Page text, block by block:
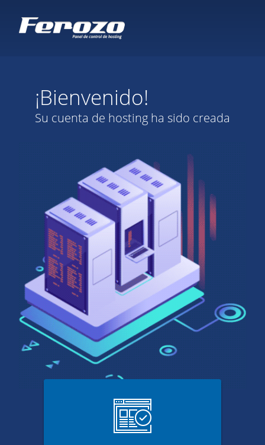
¡Bienvenido!
Su cuenta de hosting ha sido creada